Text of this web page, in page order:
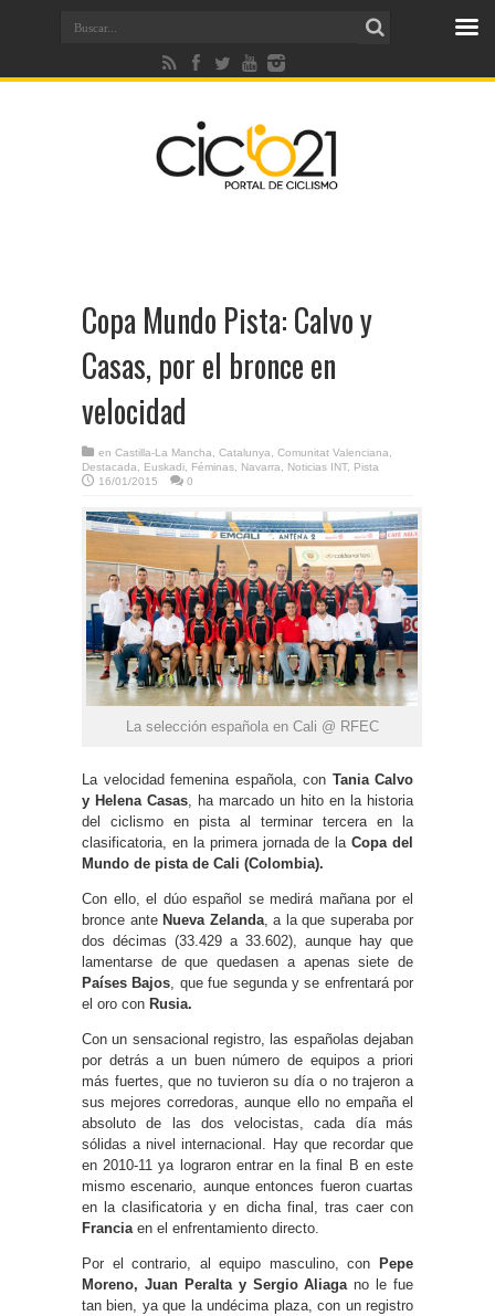
Copa Mundo Pista: Calvo y
Casas, por el bronce en
velocidad
en Castilla-La Mancha Catalunya Comunitat Valenciana
Destacada
Euskadi Féminas Navarra Noticias INT, Pista
16/01/2015
0
La selección española en Cali @ RFEC
La velocidad femenina española, con Tania Calvo
y Helena Casas , ha marcado un hito en la historia
del ciclismo en pista al terminar tercera en la
clasificatoria, en la primera jornada de laCopa del
Mundo de pista de Cali (Colombia).
Con ello, el dúo español se medirá mañana por el
bronce ante Nueva Zelanda, a la que superaba por
dos décimas (33.429 a 33.602), aunque hay que
lamentarse de que quedasen a apenas siete de
Países Bajos , que fue segunda y se enfrentará por
el oro con Rusia.
Con un sensacional registro, las españolas dejaban
por detrás a un buen número de equipos a priori
más fuertes, que no tuvieron su día o no trajeron a
sus mejores corredoras, aunque ello no empaña el
absoluto de las dos velocistas, cada día más
sólidas a nivel internacional. Hay que recordar que
en 2010-11 ya lograron entrar en la final B en este
mismo escenario, aunque entonces fueron cuartas
en la clasificatoria y en dicha final, tras caer con
Francia en el enfrentamiento directo.
Por el contrario, al equipo masculino, con
Pepe
Moreno, Juan Peralta y Sergio Aliaga no le fue
tan bien, ya que la undécima plaza, con un registro